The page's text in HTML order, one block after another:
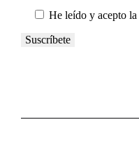
He leído y acepto la